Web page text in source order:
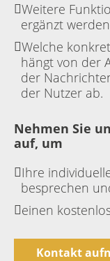
Weitere
ergänzt
Welche
hängt von der
der
der Nutzer ab.
Nehmen Sie
auf, um
Ihre
besprechen
einen
Kontakt